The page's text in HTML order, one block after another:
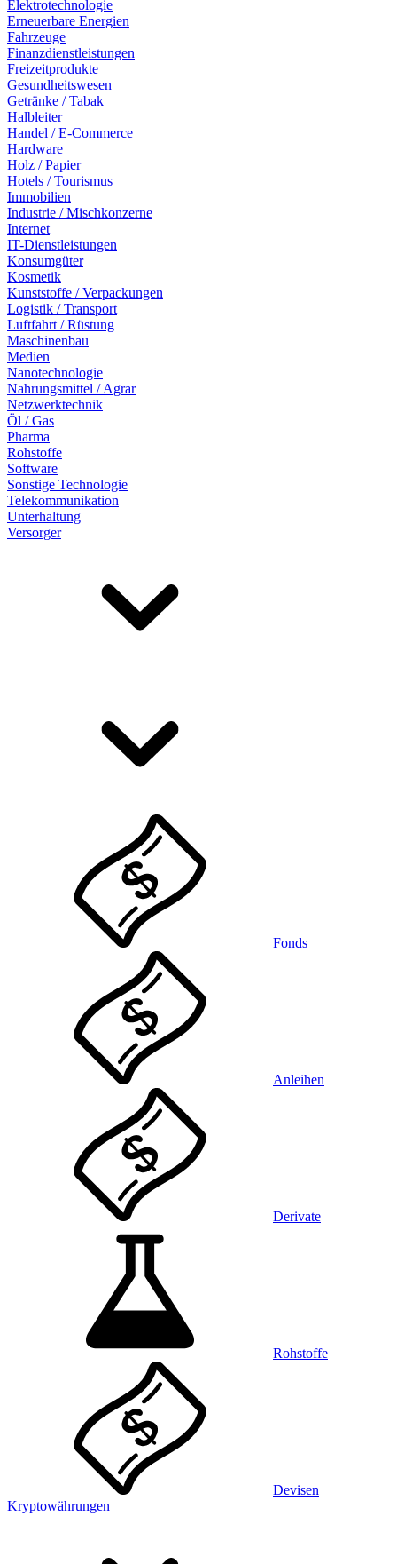
Elektrotechnologie
Erneuerbare Energien
Fahrzeuge
Finanzdienstleistungen
Freizeitprodukte
Gesundheitswesen
Getränke / Tabak
Halbleiter
Handel / E-Commerce
Hardware
Holz / Papier
Hotels / Tourismus
Immobilien
Industrie / Mischkonzerne
Internet
IT-Dienstleistungen
Konsumgüter
Kosmetik
Kunststoffe / Verpackungen
Logistik / Transport
Luftfahrt / Rüstung
Maschinenbau
Medien
Nanotechnologie
Nahrungsmittel / Agrar
Netzwerktechnik
Öl / Gas
Pharma
Rohstoffe
Software
Sonstige Technologie
Telekommunikation
Unterhaltung
Versorger
Fonds
Anleihen
Derivate
Rohstoffe
Devisen
Kryptowährungen